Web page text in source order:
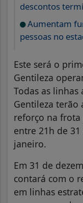
descontos
Aumentam
pessoas no
Este será o
Gentileza
Todas as
Gentileza terão
reforço na
entre 21h de
janeiro.
Em 31 de
contará com o
em linhas